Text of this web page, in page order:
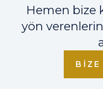
Hemen bize
yön
BIZE